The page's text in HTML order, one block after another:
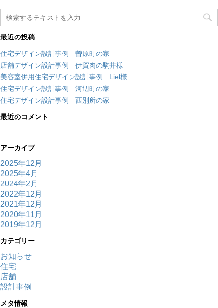
最近の投稿
住宅デザイン設計事例 曽原町の家
店舗デザイン設計事例 伊賀肉の駒井様
美容室併用住宅デザイン設計事例 Liel様
住宅デザイン設計事例 河辺町の家
住宅デザイン設計事例 西別所の家
最近のコメント
アーカイブ
2025年12月
2025年4月
2024年2月
2022年12月
2021年12月
2020年11月
2019年12月
カテゴリー
お知らせ
住宅
店舗
設計事例
メタ情報